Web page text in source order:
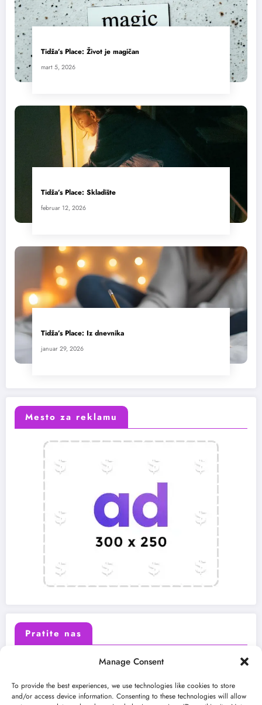
Manage Consent
To provide the best experiences, we use technologies like cookies to store
and/or access device information. Consenting to these technologies will allow
Tidža’s Place: Život je magičan
mart 5, 2026
Tidža’s Place: Skladište
februar 12, 2026
Tidža’s Place: Iz dnevnika
januar 29, 2026
Mesto za reklamu
Pratite nas